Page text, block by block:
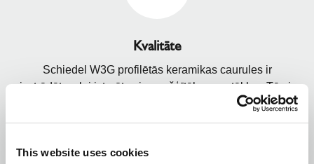
This website uses cookies
Kvalitāte
Schiedel W3G profilētās keramikas caurules ir
izstrādātas, lai izturētu vissarežģītākos apstākļus. Tās ir
noturīgas pret mitrumu, skābēm, koroziju un augstu
dūmgāzu temperatūru. Tieši šī kvalitāte garantē, ka
kalpo droši un efektīvi daudzu gadu garumā, nodrošinot